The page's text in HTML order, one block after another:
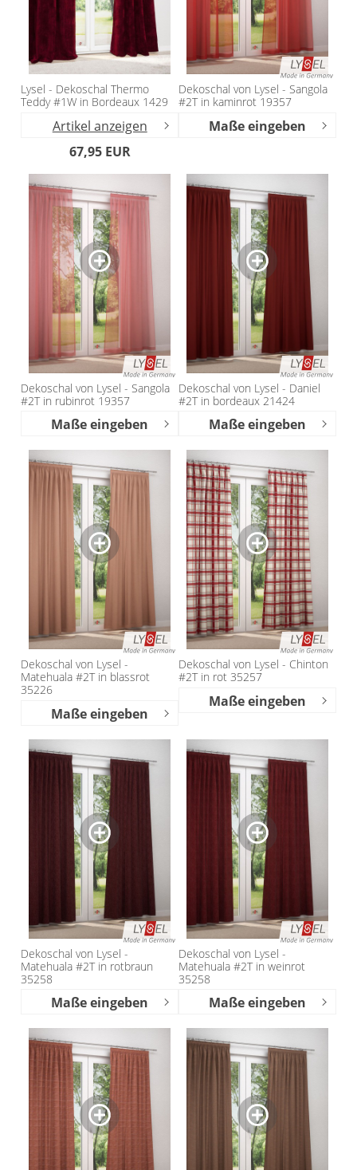
Kissen
Tischdecke
Fensterbilder
Gardinenstange
Stoffe
Panneaux
Lysel - Dekoschal Thermo
Teddy #1W in Bordeaux 1429
Artikel anzeigen
67,95 EUR
Dekoschal von Lysel - Sangola
#2T in kaminrot 19357
Maße eingeben
Dekoschal von Lysel - Sangola
#2T in rubinrot 19357
Maße eingeben
Dekoschal von Lysel - Daniel
#2T in bordeaux 21424
Maße eingeben
Dekoschal von Lysel -
Matehuala #2T in blassrot
35226
Maße eingeben
Dekoschal von Lysel - Chinton
#2T in rot 35257
Maße eingeben
Dekoschal von Lysel -
Matehuala #2T in rotbraun
35258
Maße eingeben
Dekoschal von Lysel -
Matehuala #2T in weinrot
35258
Maße eingeben